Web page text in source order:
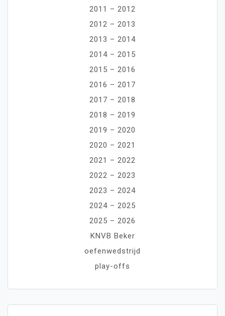
2011 – 2012
2012 – 2013
2013 – 2014
2014 – 2015
2015 – 2016
2016 – 2017
2017 – 2018
2018 – 2019
2019 – 2020
2020 – 2021
2021 – 2022
2022 – 2023
2023 – 2024
2024 – 2025
2025 – 2026
KNVB Beker
oefenwedstrijd
play-offs